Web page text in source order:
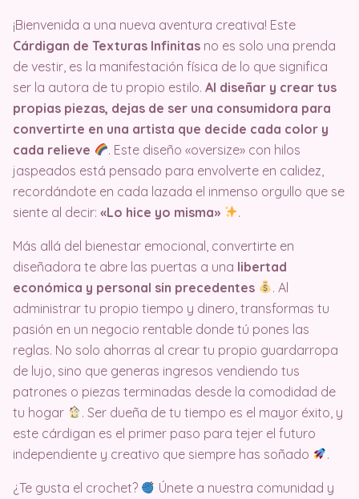
¡Bienvenida a una nueva aventura creativa! Este
Cárdigan de Texturas Infinitas no es solo una prenda
de vestir, es la manifestación física de lo que significa
ser la autora de tu propio estilo. Al diseñar y crear tus
propias piezas, dejas de ser una consumidora para
convertirte en una artista que decide cada color y
cada relieve
. Este diseño «oversize» con hilos
jaspeados está pensado para envolverte en calidez,
recordándote en cada lazada el inmenso orgullo que se
siente al decir: «Lo hice yo misma» .
Más allá del bienestar emocional, convertirte en
diseñadora te abre las puertas a una libertad
económica y personal sin precedentes
. Al
administrar tu propio tiempo y dinero, transformas tu
pasión en un negocio rentable donde tú pones las
reglas. No solo ahorras al crear tu propio guardarropa
de lujo, sino que generas ingresos vendiendo tus
patrones o piezas terminadas desde la comodidad de
tu hogar
. Ser dueña de tu tiempo es el mayor éxito, y
este cárdigan es el primer paso para tejer el futuro
independiente y creativo que siempre has soñado
.
¿Te gusta el crochet?
Únete a nuestra comunidad y